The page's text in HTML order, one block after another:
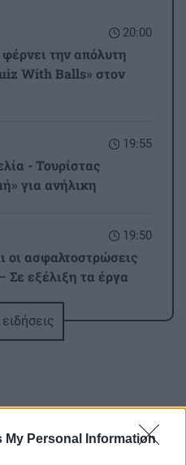
My Personal Information
20:00
την απόλυτη
With Balls» στον
19:55
- Τουρίστας
για ανήλικη
19:50
οι ασφαλτοστρώσεις
Σε εξέλιξη τα έργα
19:30